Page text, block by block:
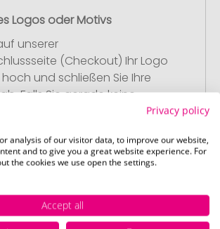
Logos oder Motivs
unserer
(Checkout) Ihr Logo
und schließen Sie Ihre
Falls Sie gerade keine
Datei zur Verfügung haben,
gerne später
Privacy policy
analysis of our visitor data, to improve our website,
and to give you a great website experience. For
the cookies we use open the settings.
Accept all